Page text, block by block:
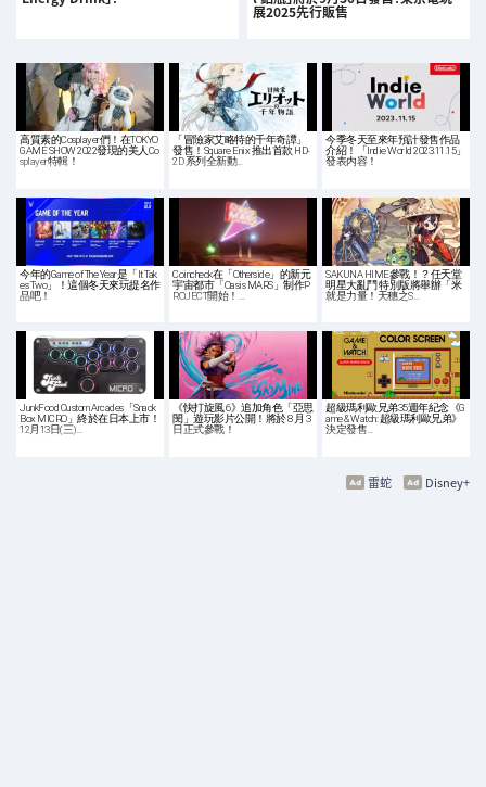
展2025先行販售
高質素的Cosplayer們！在TOKYO
GAME SHOW 2022發現的美人Co
splayer特輯！
「冒險家艾略特的千年奇譚」
發售！Square Enix 推出首款 HD-
2D 系列全新動…
今季冬天至來年預計發售作品
介紹！「Indie World 2023.11.15」
發表内容！
今年的Game of The Year是「It Tak
es Two」！這個冬天來玩提名作
品吧！
Coincheck在「Otherside」的新元
宇宙都市「Oasis MARS」制作P
ROJECT開始！…
SAKUNA HIME參戰！？任天堂
明星大亂鬥 特別版將舉辦「米
就是力量！天穗之S…
JunkFood Custom Arcades「Snack
Box MICRO」終於在日本上市！
12月13日(三)…
《快打旋風 6》追加角色「亞思
閔」遊玩影片公開！將於 8 月 3
日正式參戰！
超級瑪利歐兄弟35週年紀念《G
ame & Watch: 超級瑪利歐兄弟》
決定發售…
Disney+
雷蛇